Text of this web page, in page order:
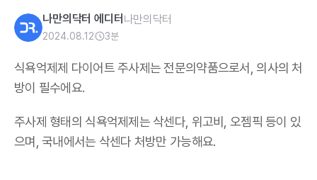
나만의닥터 에디터 나만의닥터
2024.08.12 3분
식욕억제제 다이어트 주사제는 전문의약품으로서, 의사의 처
방이 필수에요.
주사제 형태의 식욕억제제는 삭센다, 위고비, 오젬픽 등이 있
으며,국내에서는 삭센다 처방만 가능해요.